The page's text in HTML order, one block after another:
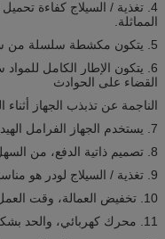
المماثلة.
5. يتكون مكشطة سلسلة من سمكا أنبوب مربع، لمنع التوتر وتشوه؛
6. يتكون الإطار الكامل
القضاء على الحوادث
الناجمة عن تذبذب الجهاز أثناء
7. يستخدم الجهاز الفرامل الهيدروليكية، الكبح التلقائي عند العمل.
8. تصميم ذاتية الدفع، من السهل أن تعمل على المزارع؛
9. تغذية / السيلاج لودر هو مناسبة للغاية لمجموعة متنوعة من المواد العلفية.
10. تخفيض العمالة، وقت العمل، والحد من كثافة اليد العاملة.
11. محرك كهربائي، والحد بشكل كبير من تكلفة تغذية / السيلاج تحميل.